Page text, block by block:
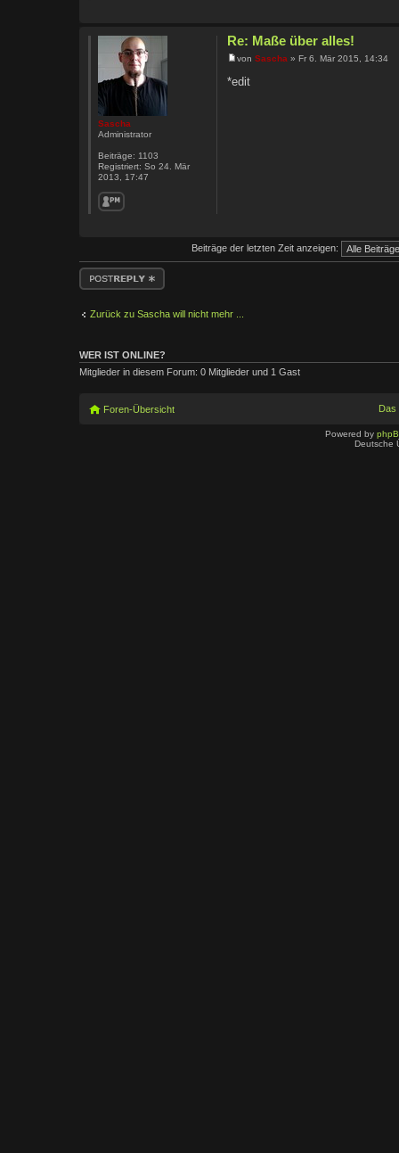
Re: Maße über alles!
vonSascha » Fr 6. Mär 2015, 14:34
*edit
Sascha
Administrator
Beiträge: 1103
Registriert: So 24. Mär
2013, 17:47
Beiträge der letzten Zeit anzeigen:
Antwort erstellen
Zurück zu Sascha will nicht mehr ...
WER IST ONLINE?
Mitglieder in diesem Forum: 0 Mitglieder und 1 Gast
Foren-Übersicht Das
Powered by
Deutsche